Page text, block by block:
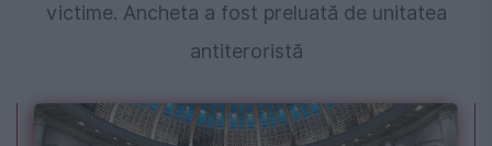
victime. Ancheta a fost preluată de unitatea
antiteroristă